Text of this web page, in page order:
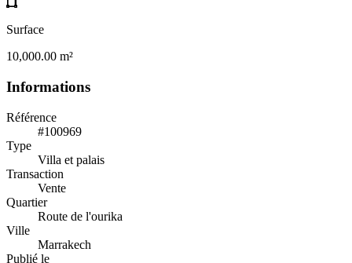
Surface
10,000.00 m²
Informations
Référence
#100969
Type
Villa et palais
Transaction
Vente
Quartier
Route de l'ourika
Ville
Marrakech
Publié le